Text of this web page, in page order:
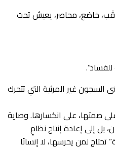
خاضع، محاصر، يعيش تحت
السجون غير المرئية التي تتحرك
صمتها، على انكسارها. وصاية
بل إلى إعادة إنتاج نظامٍ
لمن يحرسها، لا إنسانًا